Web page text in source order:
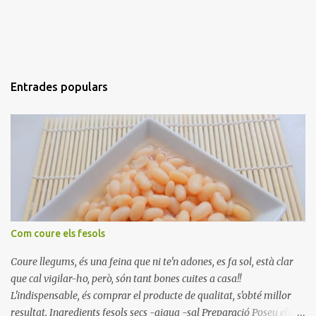
Entrades populars
Com coure els fesols
Coure llegums, és una feina que ni te'n adones, es fa sol, està clar
que cal vigilar-ho, però, són tant bones cuites a casa!!
L'indispensable, és comprar el producte de qualitat, s'obté millor
resultat. Ingredients fesols secs -aigua -sal Preparació Poseu els